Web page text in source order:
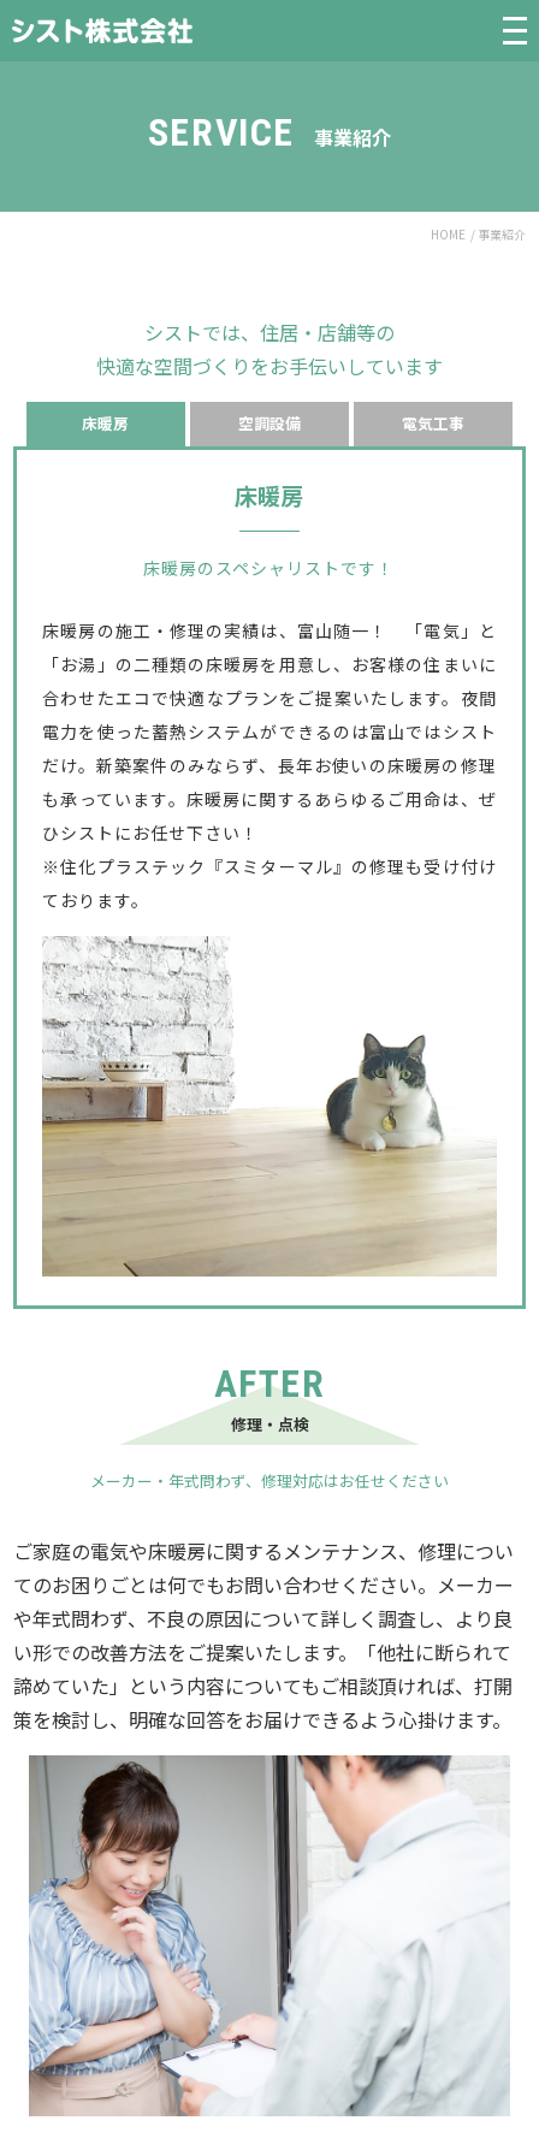
SERVICE 事業紹介
HOME / 事業紹介
シストでは、住居・店舗等の
快適な空間づくりをお手伝いしています
床暖房 空調設備 電気工事
床暖房
床暖房のスペシャリストです！
床暖房の施工・修理の実績は、富山随一！ 「電気」と
「お湯」の二種類の床暖房を用意し、お客様の住まいに
合わせたエコで快適なプランをご提案いたします。夜間
電力を使った蓄熱システムができるのは富山ではシスト
だけ。新築案件のみならず、長年お使いの床暖房の修理
も承っています。床暖房に関するあらゆるご用命は、ぜ
ひシストにお任せ下さい！
※住化プラステック『スミターマル』の修理も受け付け
ております。
AFTER
修理・点検
メーカー・年式問わず、修理対応はお任せください
ご家庭の電気や床暖房に関するメンテナンス、修理につい
てのお困りごとは何でもお問い合わせください。メーカー
や年式問わず、不良の原因について詳しく調査し、より良
い形での改善方法をご提案いたします。「他社に断られて
諦めていた」という内容についてもご相談頂ければ、打開
策を検討し、明確な回答をお届けできるよう心掛けます。